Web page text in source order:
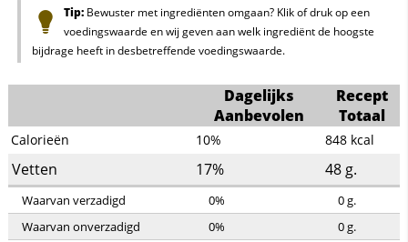
Tip:Bewuster met ingrediënten omgaan? Klik of druk op een
voedingswaarde en wij geven aan welk ingrediënt de hoogste
bijdrage heeft in desbetreffende voedingswaarde.
Dagelijks
Aanbevolen
Recept
Totaal
Calorieën 10% 848 kcal
Vetten 17% 48 g.
Waarvan verzadigd 0% 0g.
Waarvan onverzadigd
0% 0g.